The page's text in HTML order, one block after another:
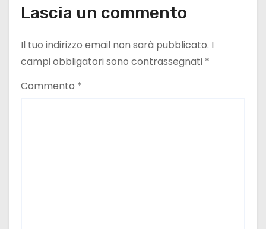
Lascia un commento
Il tuo indirizzo email non sarà pubblicato. I
campi obbligatori sono contrassegnati *
Commento *